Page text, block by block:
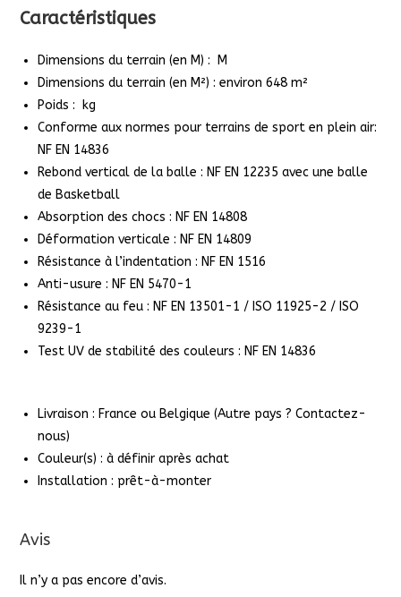
Caractéristiques
Dimensions du terrain (en M) : M
Dimensions du terrain (en M²) : environ 648 m²
Poids : kg
Conforme aux normes pour terrains de sport en plein air:
NF EN 14836
Rebond vertical de la balle : NF EN 12235 avec une balle
de Basketball
Absorption des chocs : NF EN 14808
Déformation verticale : NF EN 14809
Résistance à l’indentation : NF EN 1516
Anti-usure : NF EN 5470-1
Résistance au feu : NF EN 13501-1 / ISO 11925-2 / ISO
9239-1
Test UV de stabilité des couleurs : NF EN 14836
Livraison : France ou Belgique (Autre pays ? Contactez-
nous)
Couleur(s) : à définir après achat
Installation : prêt-à-monter
Avis
Il n’y a pas encore d’avis.